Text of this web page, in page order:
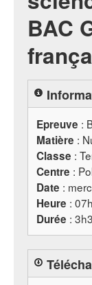
BAC
Epreuve :
Matière :
Classe :
Centre :
Date :
Heure :
Durée :